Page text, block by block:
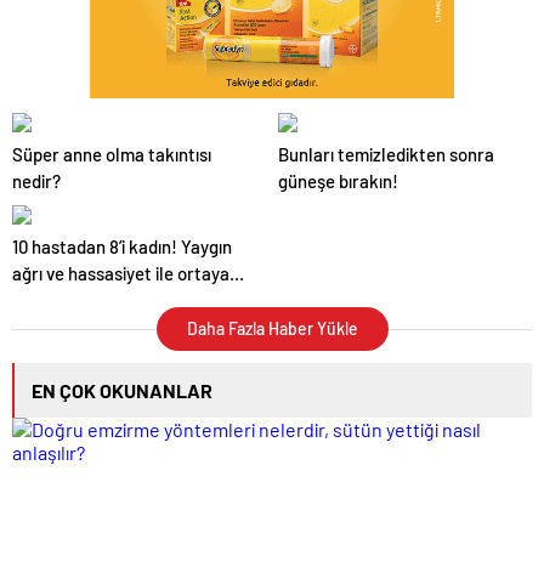
Süper anne olma takıntısı
nedir?
Bunları temizledikten sonra
güneşe bırakın!
10 hastadan 8’i kadın! Yaygın
ağrı ve hassasiyet ile ortaya
Daha Fazla Haber Yükle
EN ÇOK OKUNANLAR